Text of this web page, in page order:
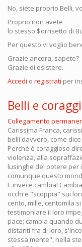
No, siete proprio Belli,
Proprio non avete
lo stesso $orrisetto di
Per questo vi voglio
Grazie ancora, sapete?
Grazie di esistere.
Accedi o registrati per
Belli e
Collegamento
Carissima Franca,
belli davvero, come
Perchè è coraggioso
violenza, alla
lusinghe del potere per
comunque questo
E invece cambia!
occhi e "scoppia" sui
cento, mille, centomila
testimoniare il loro
pace; cambia quando
distanti fra di loro,
stessa mente", nella